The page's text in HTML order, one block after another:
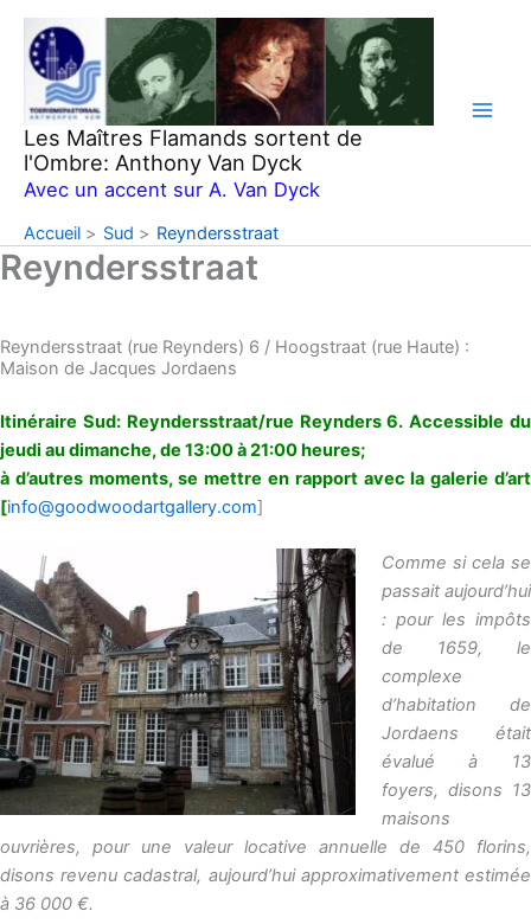
Aller
contenu
Les Maîtres Flamands sortent de
l'Ombre: Anthony Van Dyck
Avec un accent sur A. Van Dyck
Accueil Sud Reyndersstraat
Reyndersstraat
Reyndersstraat (rue Reynders) 6 / Hoogstraat (rue Haute) :
Maison de Jacques Jordaens
Itinéraire Sud: Reyndersstraat/rue Reynders 6. Accessible du
jeudi au dimanche, de 13:00 à 21:00 heures;
à d’autres moments, se mettre en rapport avec la galerie d’art
[info@goodwoodartgallery.com]
Comme si cela se
passait aujourd’hui
: pour les impôts
de 1659, le
complexe
d’habitation de
Jordaens était
évalué à 13
foyers, disons 13
maisons
ouvrières, pour une valeur locative annuelle de 450 florins,
disons revenu cadastral, aujourd’hui approximativement estimée
à 36 000 €.